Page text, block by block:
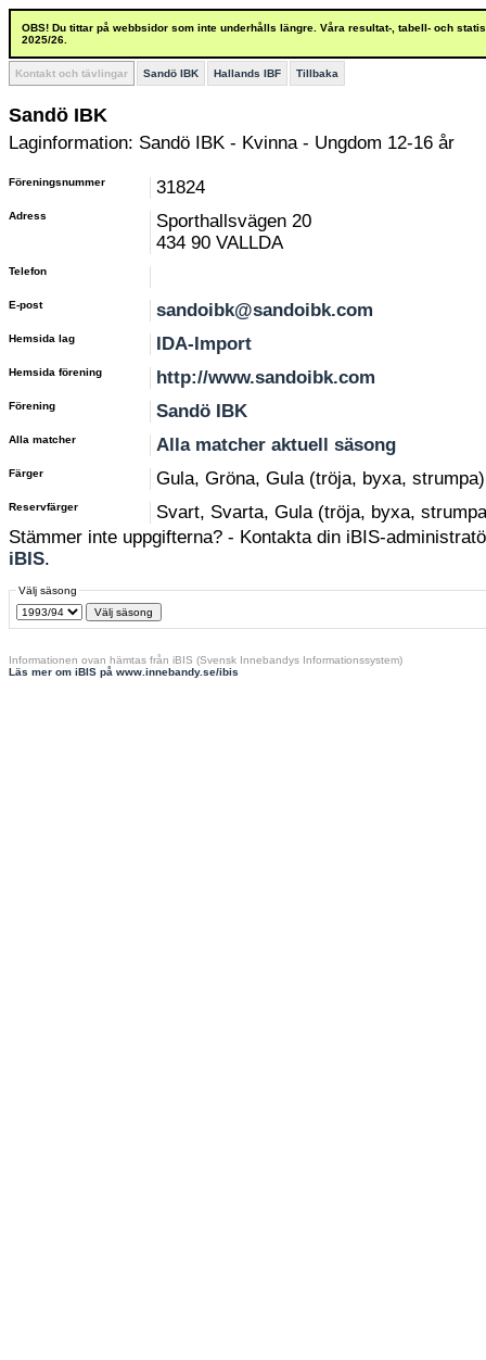
OBS! Du tittar på webbsidor som inte underhålls längre. Våra resultat-, tabell- och
2025/26.
Kontakt och tävlingar Sandö IBK Hallands IBF Tillbaka
Sandö IBK
Laginformation: Sandö IBK - Kvinna - Ungdom 12-16 år
Föreningsnummer 31824
Adress
Sporthallsvägen 20
434 90 VALLDA
Telefon
E-post sandoibk@sandoibk.com
Hemsida lag IDA-Import
Hemsida förening http://www.sandoibk.com
Förening Sandö IBK
Alla matcher Alla matcher aktuell säsong
Färger Gula, Gröna, Gula (tröja, byxa, strumpa)
Reservfärger
Svart, Svarta, Gula (tröja, byxa,
Stämmer inte uppgifterna? - Kontakta din iBIS-
iBIS.
Välj säsong
Informationen ovan hämtas från iBIS (Svensk Innebandys Informationssystem)
Läs mer om iBIS på www.innebandy.se/ibis